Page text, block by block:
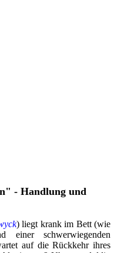
- Handlung und
) liegt krank im Bett (wie
einer schwerwiegenden
auf die Rückkehr ihres